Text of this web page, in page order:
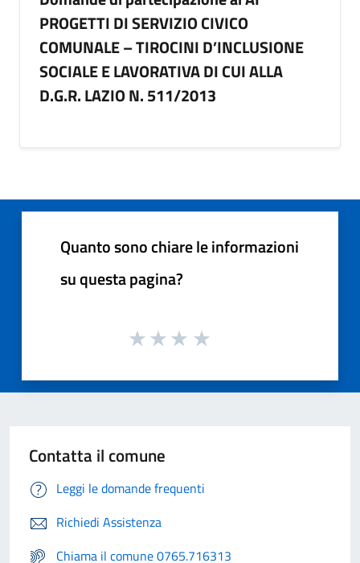
PROGETTI DI SERVIZIO CIVICO
COMUNALE – TIROCINI D’INCLUSIONE
SOCIALE E LAVORATIVA DI CUI ALLA
D.G.R. LAZIO N. 511/2013
Quanto sono chiare le informazioni
su questa pagina?
Contatta il comune
Leggi le domande frequenti
Richiedi Assistenza
Chiama il comune 0765.716313